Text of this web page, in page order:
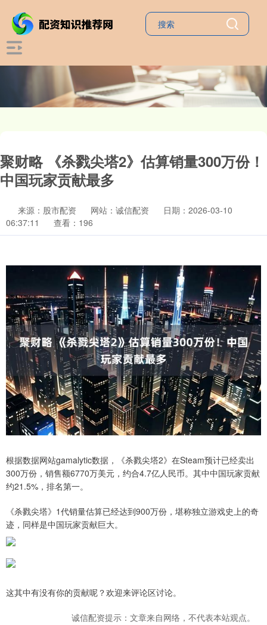
聚财略 《杀戮尖塔2》估算销量300万份！
中国玩家贡献最多
来源：股市配资 网站：诚信配资
日期：2026-03-10
06:37:11
查看：196
根据数据网站gamalytic数据，《杀戮尖塔2》在Steam预计已经卖出
300万份，销售额6770万美元，约合4.7亿人民币。其中中国玩家贡献
约21.5%，排名第一。
《杀戮尖塔》1代销量估算已经达到900万份，堪称独立游戏史上的奇
迹，同样是中国玩家贡献巨大。
这其中有没有你的贡献呢？欢迎来评论区讨论。
诚信配资提示：文章来自网络，不代表本站观点。